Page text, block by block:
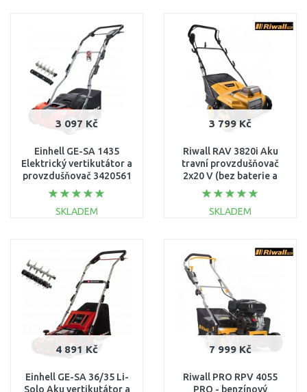
Porovnat Porovnat
3 097 Kč
Einhell GE-SA 1435
Elektrický vertikutátor a
provzdušňovač 3420561
SKLADEM
Porovnat
3 799 Kč
Riwall RAV 3820i Aku
travní provzdušňovač
2x20 V (bez baterie a
nabíječky)
AV16E2401016B
SKLADEM
4 891 Kč
Einhell GE-SA 36/35 Li-
Solo Aku vertikutátor a
7 999 Kč
Riwall PRO RPV 4055
PRO - benzínový